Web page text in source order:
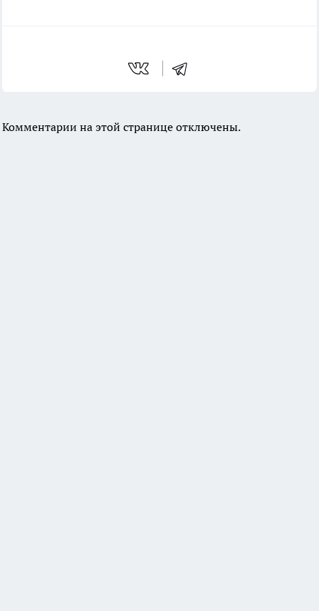
Комментарии на этой странице отключены.